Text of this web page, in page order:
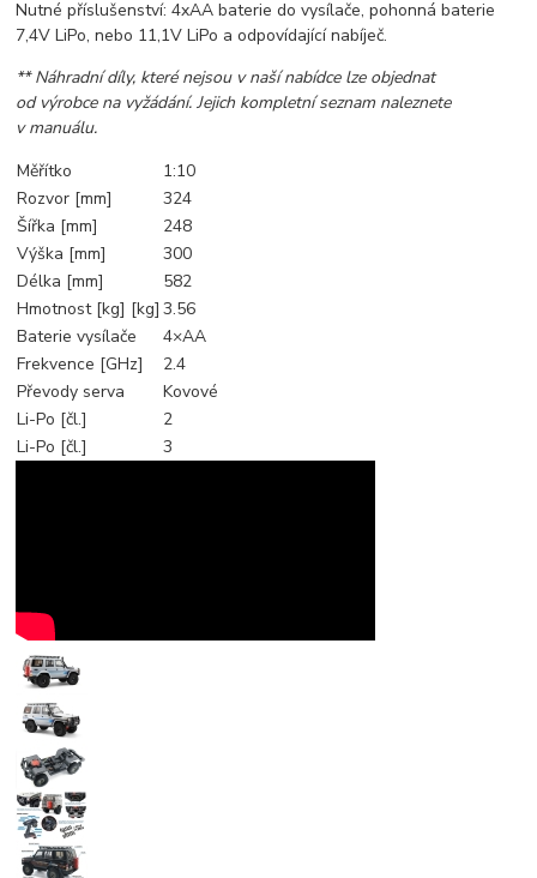
Nutné příslušenství: 4xAA baterie do vysílače, pohonná baterie
7,4V LiPo, nebo 11,1V LiPo a odpovídající nabíječ.
** Náhradní díly, které nejsou v naší nabídce lze objednat
od výrobce na vyžádání. Jejich kompletní seznam naleznete
v manuálu.
Měřítko
1:10
Rozvor [mm]
324
Šířka [mm]
248
Výška [mm]
300
Délka [mm]
582
Hmotnost [kg] [kg] 3.56
Baterie vysílače
4×AA
Frekvence [GHz]
2.4
Převody serva
Kovové
Li-Po [čl.]
2
Li-Po [čl.]
3